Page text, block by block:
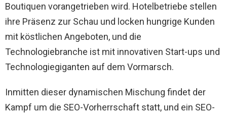
Boutiquen vorangetrieben wird. Hotelbetriebe stellen
ihre Präsenz zur Schau und locken hungrige Kunden
mit köstlichen Angeboten, und die
Technologiebranche ist mit innovativen Start-ups und
Technologiegiganten auf dem Vormarsch.
Inmitten dieser dynamischen Mischung findet der
Kampf um die SEO-Vorherrschaft statt, und ein SEO-